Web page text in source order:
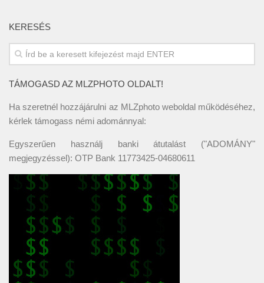
KERESÉS
TÁMOGASD AZ MLZPHOTO OLDALT!
Ha szeretnél hozzájárulni az MLZphoto weboldal működéséhez,
kérlek támogass némi adománnyal:
Egyszerűen használj banki átutalást ("ADOMÁNY"
megjegyzéssel): OTP Bank 11773425-04680611